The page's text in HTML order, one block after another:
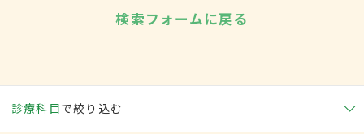
検索フォームに戻る
診療科目で絞り込む